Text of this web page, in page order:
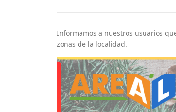
Informamos a nuestros usuarios
zonas de la localidad.